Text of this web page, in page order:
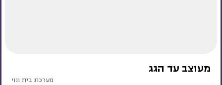
מעוצב עד הגג
מערכת בית ונוי